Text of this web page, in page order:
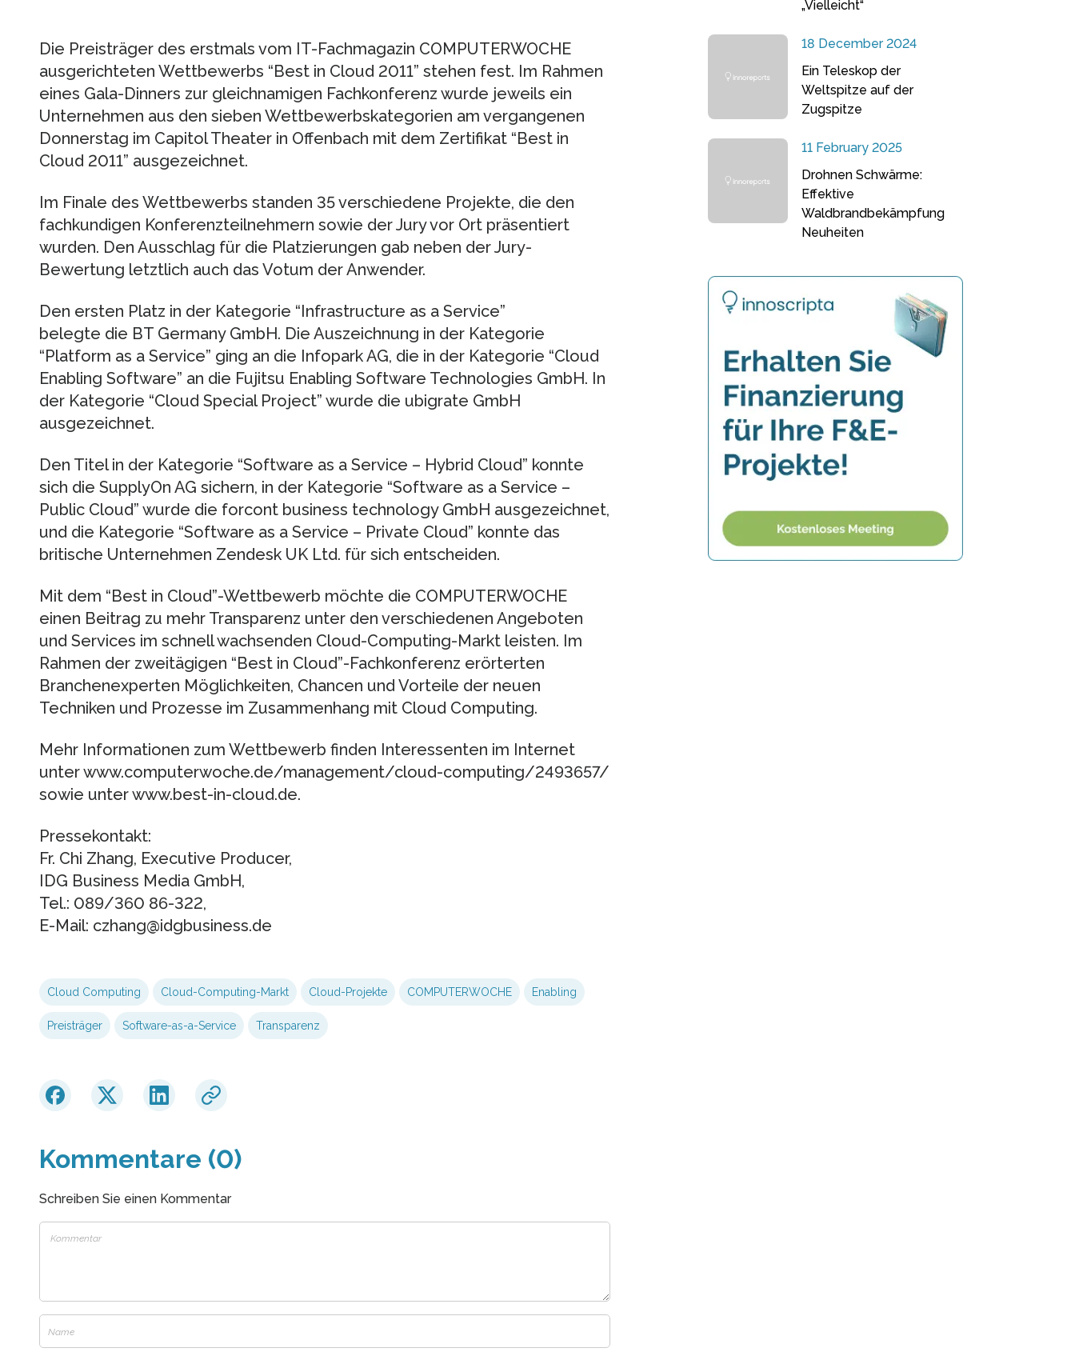
Die Preisträger des erstmals vom IT-Fachmagazin COMPUTERWOCHE
ausgerichteten Wettbewerbs “Best in Cloud 2011” stehen fest. Im Rahmen
eines Gala-Dinners zur gleichnamigen Fachkonferenz wurde jeweils ein
Unternehmen aus den sieben Wettbewerbskategorien am vergangenen
Donnerstag im Capitol Theater in Offenbach mit dem Zertifikat “Best in
Cloud 2011” ausgezeichnet.
Im Finale des Wettbewerbs standen 35 verschiedene Projekte, die den
fachkundigen Konferenzteilnehmern sowie der Jury vor Ort präsentiert
wurden. Den Ausschlag für die Platzierungen gab neben der Jury-
Bewertung letztlich auch das Votum der Anwender.
Den ersten Platz in der Kategorie “Infrastructure as a Service”
belegte die BT Germany GmbH. Die Auszeichnung in der Kategorie
“Platform as a Service” ging an die Infopark AG, die in der Kategorie “Cloud
Enabling Software” an die Fujitsu Enabling Software Technologies GmbH. In
der Kategorie “Cloud Special Project” wurde die ubigrate GmbH
ausgezeichnet.
Den Titel in der Kategorie “Software as a Service – Hybrid Cloud” konnte
sich die SupplyOn AG sichern, in der Kategorie “Software as a Service –
Public Cloud” wurde die forcont business technology GmbH ausgezeichnet,
und die Kategorie “Software as a Service – Private Cloud” konnte das
britische Unternehmen Zendesk UK Ltd. für sich entscheiden.
Mit dem “Best in Cloud”-Wettbewerb möchte die COMPUTERWOCHE
einen Beitrag zu mehr Transparenz unter den verschiedenen Angeboten
und Services im schnell wachsenden Cloud-Computing-Markt leisten. Im
Rahmen der zweitägigen “Best in Cloud”-Fachkonferenz erörterten
Branchenexperten Möglichkeiten, Chancen und Vorteile der neuen
Techniken und Prozesse im Zusammenhang mit Cloud Computing.
Mehr Informationen zum Wettbewerb finden Interessenten im Internet
unter www.computerwoche.de/management/cloud-computing/2493657/
sowie unter www.best-in-cloud.de.
Pressekontakt:
Fr. Chi Zhang, Executive Producer,
IDG Business Media GmbH,
Tel.: 089/360 86-322,
E-Mail: czhang@idgbusiness.de
Cloud Computing Cloud-Computing-Markt Cloud-Projekte COMPUTERWOCHE Enabling
Preisträger Software-as-a-Service Transparenz
Kommentare (0)
Schreiben Sie einen Kommentar
„Vielleicht“
18 December 2024
Ein Teleskop der
Weltspitze auf der
Zugspitze
11 February 2025
Drohnen Schwärme:
Effektive
Waldbrandbekämpfung
Neuheiten